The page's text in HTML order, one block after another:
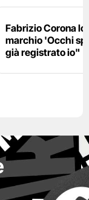
Fabrizio Corona
marchio 'Occhi
già registrato io"